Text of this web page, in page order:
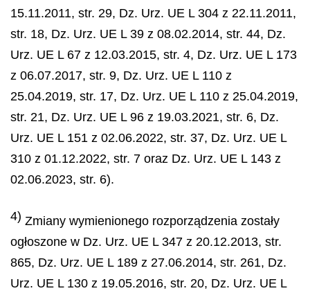
15.11.2011, str. 29, Dz. Urz. UE L 304 z 22.11.2011,
str. 18, Dz. Urz. UE L 39 z 08.02.2014, str. 44, Dz.
Urz. UE L 67 z 12.03.2015, str. 4, Dz. Urz. UE L 173
z 06.07.2017, str. 9, Dz. Urz. UE L 110 z
25.04.2019, str. 17, Dz. Urz. UE L 110 z 25.04.2019,
str. 21, Dz. Urz. UE L 96 z 19.03.2021, str. 6, Dz.
Urz. UE L 151 z 02.06.2022, str. 37, Dz. Urz. UE L
310 z 01.12.2022, str. 7 oraz Dz. Urz. UE L 143 z
02.06.2023, str. 6).
4) Zmiany wymienionego rozporządzenia zostały
ogłoszone w Dz. Urz. UE L 347 z 20.12.2013, str.
865, Dz. Urz. UE L 189 z 27.06.2014, str. 261, Dz.
Urz. UE L 130 z 19.05.2016, str. 20, Dz. Urz. UE L